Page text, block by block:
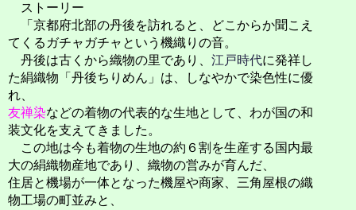
ストーリー
「京都府北部の丹後を訪れると、どこからか聞こえ
てくるガチャガチャという機織りの音。
丹後は古くから織物の里であり、 江戸時代に発祥し
た絹織物「丹後ちりめん」は、しなやかで染色性に優
れ、
友禅染などの着物の代表的な生地として、わが国の和
装文化を支えてきました。
この地は今も着物の生地の約６割を生産する国内最
大の絹織物産地であり、織物の営みが育んだ、
住居と機場が一体となった機屋や商家、三角屋根の織
物工場の町並みと、